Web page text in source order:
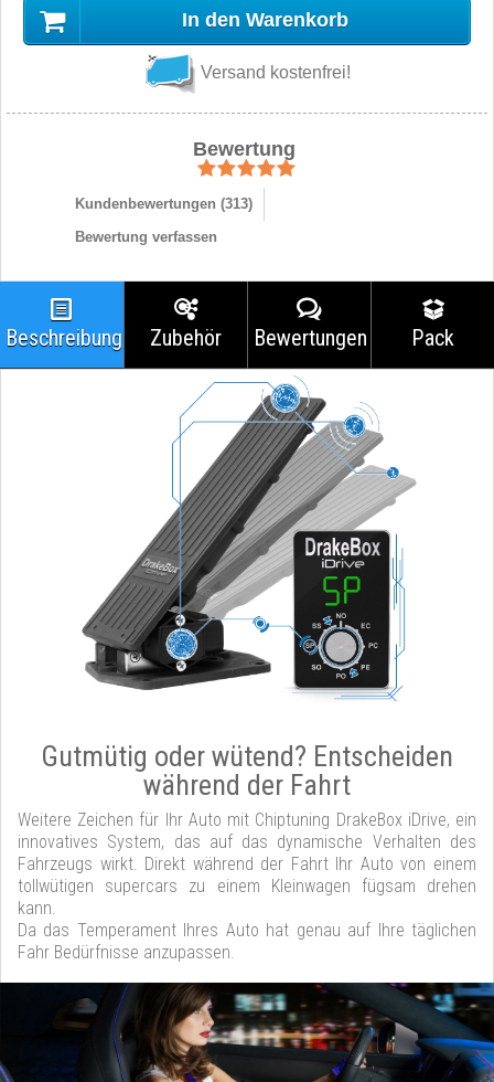
In den Warenkorb
Versand kostenfrei!
Bewertung
Kundenbewertungen (313)
Bewertung verfassen
Beschreibung Zubehör Bewertungen Pack
Gutmütig oder wütend? Entscheiden
während der Fahrt
Weitere Zeichen für Ihr Auto mit Chiptuning DrakeBox iDrive, ein
innovatives System, das auf das dynamische Verhalten des
Fahrzeugs wirkt. Direkt während der Fahrt Ihr Auto von einem
tollwütigen supercars zu einem Kleinwagen fügsam drehen
kann.
Da das Temperament Ihres Auto hat genau auf Ihre täglichen
Fahr Bedürfnisse anzupassen.